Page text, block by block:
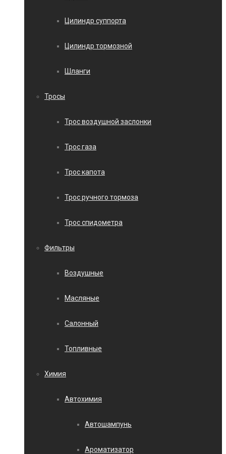
Цилиндр суппорта
Цилиндр тормозной
Шланги
Тросы
Трос воздушной заслонки
Трос газа
Трос капота
Трос ручного тормоза
Трос спидометра
Фильтры
Воздушные
Масляные
Салонный
Топливные
Химия
Автохимия
Автошампунь
Ароматизатор